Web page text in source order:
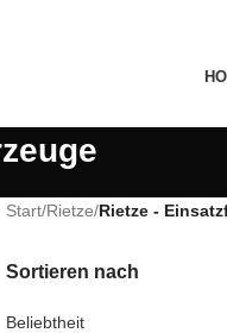
Start/Rietze/Rietze -
Sortieren nach
Beliebtheit